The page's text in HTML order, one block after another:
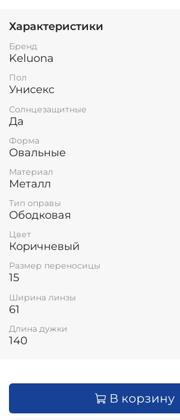
Характеристики
Бренд
Keluona
Пол
Унисекс
Солнцезащитные
Да
Форма
Овальные
Материал
Металл
Тип оправы
Ободковая
Цвет
Коричневый
Размер переносицы
15
Ширина линзы
61
Длина дужки
140
В корзину